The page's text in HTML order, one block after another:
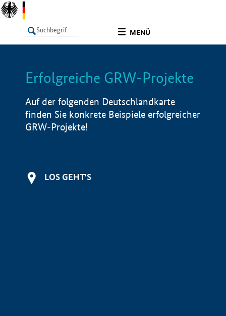
MENÜ
LISTE Info
Erfolgreiche GRW-Projekte
Auf der folgenden Deutschlandkarte
finden Sie konkrete Beispiele erfolgreicher
GRW-Projekte!
LOS GEHT'S